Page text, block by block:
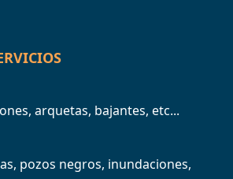
arquetas, bajantes, etc...
pozos negros, inundaciones,